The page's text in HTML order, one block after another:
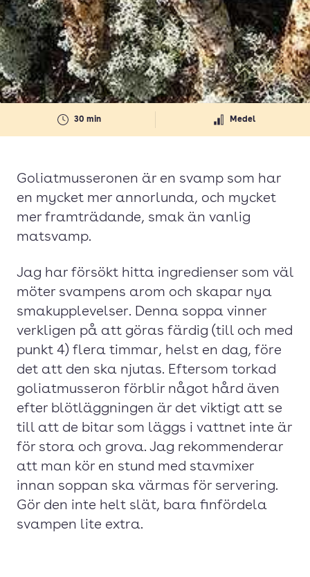
30 min Medel
Goliatmusseronen är en svamp som har
en mycket mer annorlunda, och mycket
mer framträdande, smak än vanlig
matsvamp.
Jag har försökt hitta ingredienser som väl
möter svampens arom och skapar nya
smakupplevelser. Denna soppa vinner
verkligen på att göras färdig (till och med
punkt 4) flera timmar, helst en dag, före
det att den ska njutas. Eftersom torkad
goliatmusseron förblir något hård även
efter blötläggningen är det viktigt att se
till att de bitar som läggs i vattnet inte är
för stora och grova. Jag rekommenderar
att man kör en stund med stavmixer
innan soppan ska värmas för servering.
Gör den inte helt slät, bara finfördela
svampen lite extra.